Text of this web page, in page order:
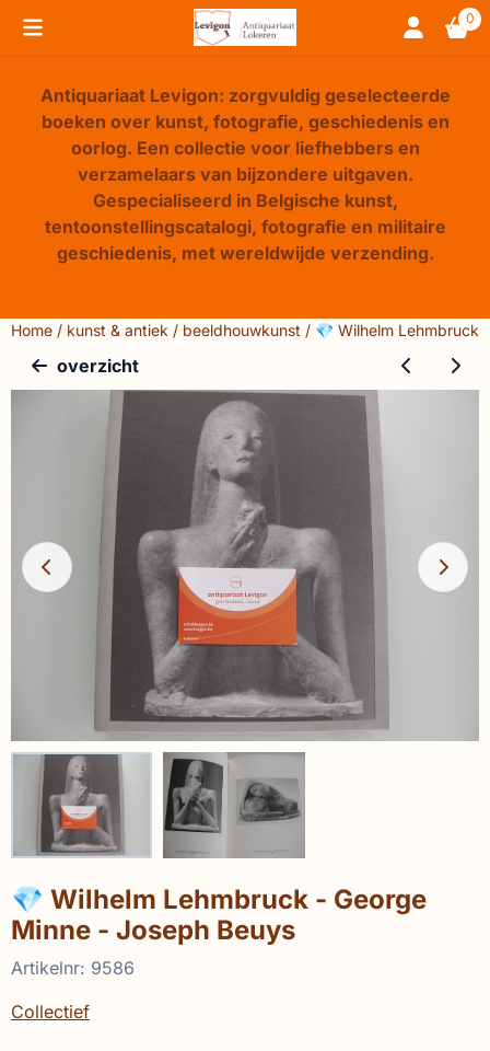
Cookievoorkeuren zijn beschikbaar. Kies instellingen of 0
Antiquariaat Levigon: zorgvuldig geselecteerde
boeken over kunst, fotografie, geschiedenis en
oorlog. Een collectie voor liefhebbers en
verzamelaars van bijzondere uitgaven.
Gespecialiseerd in Belgische kunst,
tentoonstellingscatalogi, fotografie en militaire
geschiedenis, met wereldwijde verzending.
Home / kunst & antiek / beeldhouwkunst / 💎 Wilhelm Lehmbruck
overzicht
💎 Wilhelm Lehmbruck - George
Minne - Joseph Beuys
Artikelnr: 9586
Collectief